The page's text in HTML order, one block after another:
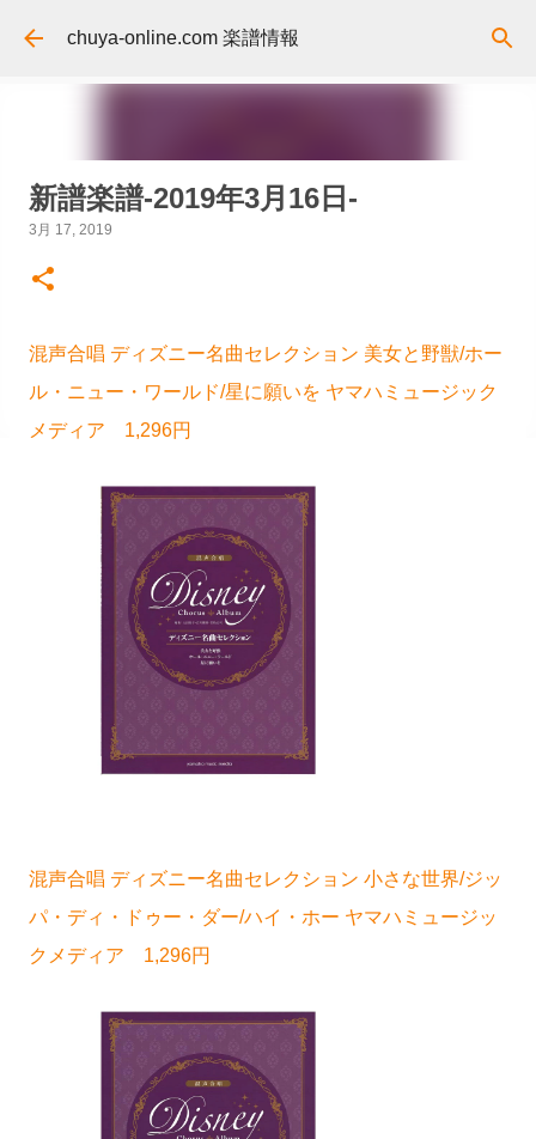
スキップしてメイン コンテンツに移動
chuya-online.com 楽譜情報
新譜楽譜-2019年3月16日-
3月 17, 2019
混声合唱 ディズニー名曲セレクション 美女と野獣/ホー
ル・ニュー・ワールド/星に願いを ヤマハミュージック
メディア 1,296円
混声合唱 ディズニー名曲セレクション 小さな世界/ジッ
パ・ディ・ドゥー・ダー/ハイ・ホー ヤマハミュージッ
クメディア 1,296円